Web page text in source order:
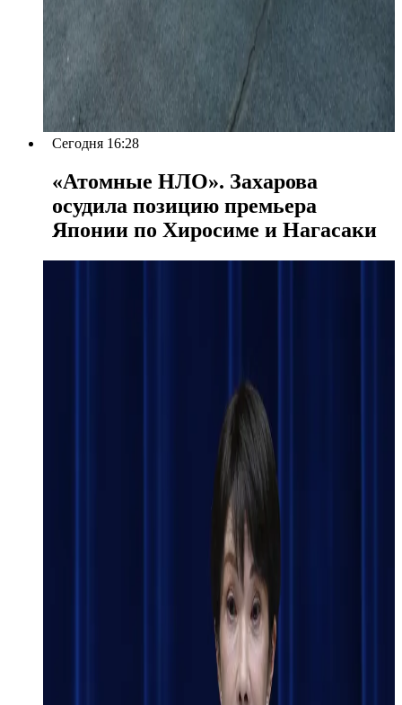
Сегодня 16:28
«Атомные НЛО». Захарова
осудила позицию премьера
Японии по Хиросиме и Нагасаки